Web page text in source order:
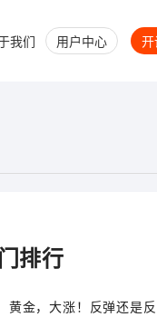
我们 用户中心 开
排行
黄金，大涨！反弹还是